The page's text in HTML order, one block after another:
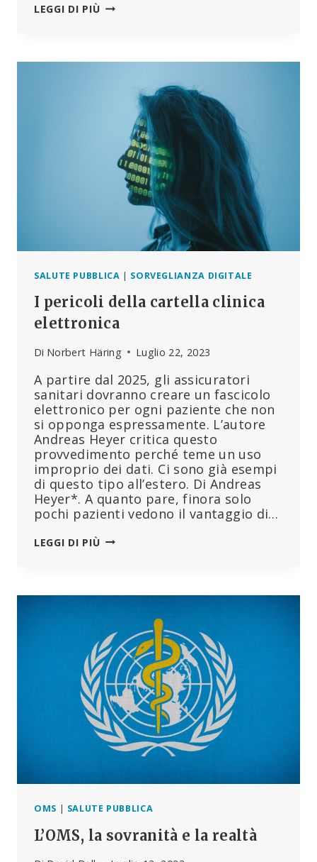
LEGGI DI PIÙBENEFICI
TELECOM?
COSA
STA
REALMENTE
SPINGENDO
SALUTE PUBBLICA | SORVEGLIANZA DIGITALE
I pericoli della cartella clinica
elettronica
Di Norbert Häring Luglio 22, 2023
A partire dal 2025, gli assicuratori
sanitari dovranno creare un fascicolo
elettronico per ogni paziente che non
si opponga espressamente. L’autore
Andreas Heyer critica questo
provvedimento perché teme un uso
improprio dei dati. Ci sono già esempi
di questo tipo all’estero. Di Andreas
Heyer*. A quanto pare, finora solo
pochi pazienti vedono il vantaggio di…
LEGGI DI PIÙI
ELETTRONICA
OMS | SALUTE PUBBLICA
L’OMS, la sovranità e la realtà